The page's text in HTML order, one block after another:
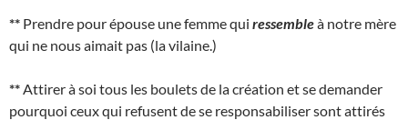
** Prendre pour épouse une femme qui ressembleà notre mère
qui ne nous aimait pas (la vilaine.)
** Attirer à soi tous les boulets de la création et se demander
pourquoi ceux qui refusent de se responsabiliser sont attirés